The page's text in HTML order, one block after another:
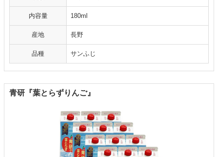
内容量 180ml
産地 長野
品種 サンふじ
青研『葉とらずりんご』